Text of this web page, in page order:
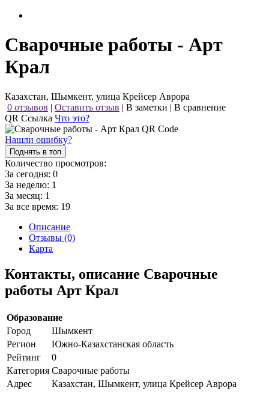
Сварочные работы - Арт
Крал
Казахстан, Шымкент, улица Крейсер Аврора
0 отзывов | Оставить отзыв | В заметки | В сравнение
QR Ссылка Что это?
Нашли ошибку?
Поднять в топ
Количество просмотров:
За сегодня: 0
За неделю: 1
За месяц: 1
За все время: 19
Описание
Отзывы (0)
Карта
Контакты, описание Сварочные
работы Арт Крал
Образование
Город
Шымкент
Регион
Южно-Казахстанская область
Рейтинг
0
Категория Сварочные работы
Адрес
Казахстан, Шымкент, улица Крейсер Аврора